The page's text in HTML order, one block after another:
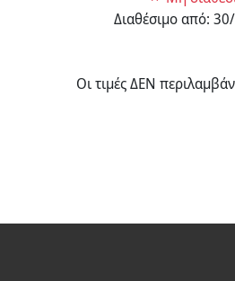
Διαθέσιμο από:
Οι τιμές ΔΕΝ